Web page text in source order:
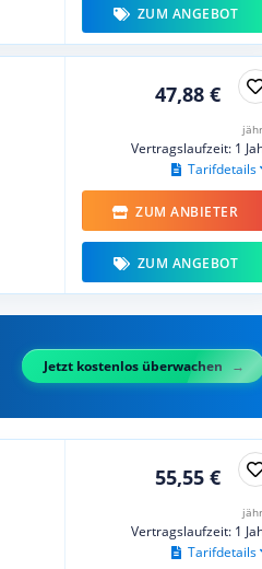
ZUM ANGEBOT
47,88 €
Vertragslaufzeit: 1
Tarifdetails
ZUM ANBIETER
ZUM ANGEBOT
Jetzt kostenlos überwachen
55,55 €
Vertragslaufzeit: 1
Tarifdetails